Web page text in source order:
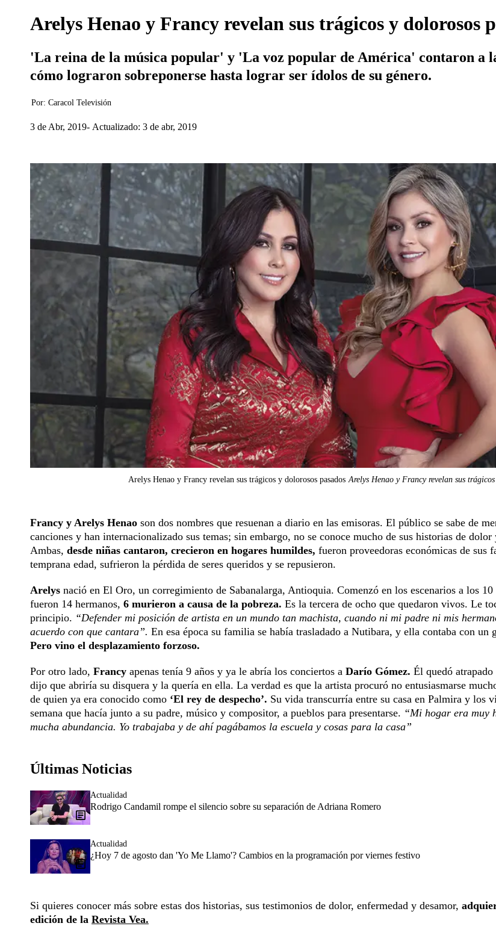
Arelys Henao y Francy revelan sus trágicos y dolorosos
'La reina de la música popular' y 'La voz popular de América' contaron a
cómo lograron sobreponerse hasta lograr ser ídolos de su género.
Por: Caracol Televisión
3 de Abr, 2019 Actualizado: 3 de abr, 2019
Arelys Henao y Francy revelan sus trágicos y dolorosos pasados Arelys Henao y Francy revelan sus
Francy y Arelys Henao son dos nombres que resuenan a diario en las emisoras. El público se sabe de
canciones y han internacionalizado sus temas; sin embargo, no se cono­ce mucho de sus historias de
Ambas, desde niñas cantaron, crecieron en hogares humildes, fueron proveedoras económicas de sus
temprana edad, sufrieron la pérdida de seres queridos y se repusieron.
Arelys nació en El Oro, un corregimiento de Sa­banalarga, Antioquia. Comenzó en los esce­narios a los 10
fueron 14 her­manos, 6 murieron a causa de la pobreza. Es la tercera de ocho que quedaron vivos. Le
principio. “Defen­der mi posición de artista en un mundo tan machista, cuando ni mi padre ni mis
acuerdo con que cantara”. En esa época su familia se había trasladado a Nutibara, y ella contaba con un
Pero vino el desplazamiento forzoso.
Por otro lado, Francy apenas tenía 9 años y ya le abría los conciertos a Darío Gómez. Él quedó
dijo que abriría su disquera y la quería en ella. La verdad es que la artista procuró no entusiasmar­se
de quien ya era conocido como ‘El rey de despecho’. Su vida transcurría entre su casa en Palmira y los
semana que hacía junto a su padre, músico y compositor, a pueblos para presentarse. “Mi hogar era muy
mu­cha abundancia. Yo traba­jaba y de ahí pagábamos la escuela y cosas para la casa”
Últimas Noticias
Actualidad
Rodrigo Candamil rompe el silencio sobre su separación de Adriana Romero
Actualidad
¿Hoy 7 de agosto dan 'Yo Me Llamo'? Cambios en la programación por viernes festivo
Si quieres conocer más sobre estas dos historias, sus testimonios de dolor, enfermedad y desamor,
edición de la Revista Vea.